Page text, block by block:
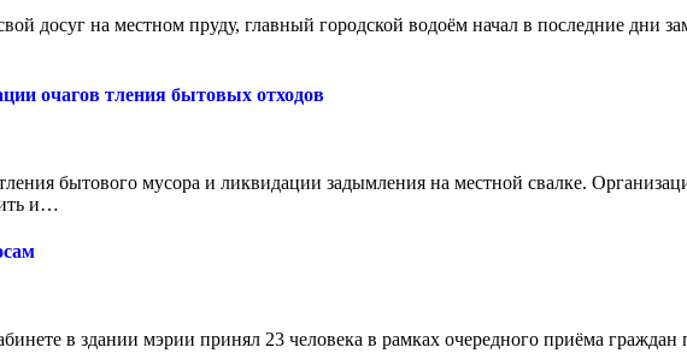
досуг на местном пруду, главный городской водоём начал в последние дни
очагов тления бытовых отходов
бытового мусора и ликвидации задымления на местной свалке.
и…
в здании мэрии принял 23 человека в рамках очередного приёма